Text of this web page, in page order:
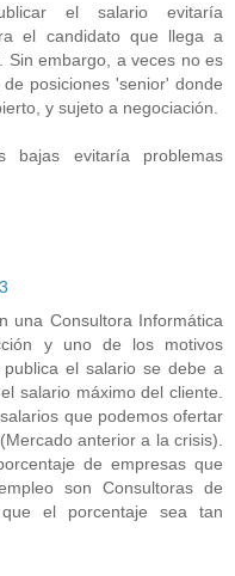
el salario evitaría
el candidato que llega a
Sin embargo, a veces no es
posiciones 'senior' donde
y sujeto a negociación.
bajas evitaría problemas
una Consultora Informática
y uno de los motivos
el salario se debe a
salario máximo del cliente.
que podemos ofertar
anterior a la crisis).
de empresas que
son Consultoras de
el porcentaje sea tan